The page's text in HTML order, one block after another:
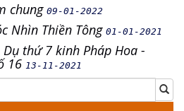
chung 09-01-2022
Nhìn Thiền Tông 01-01-2021
thứ 7 kinh Pháp Hoa -
16 13-11-2021